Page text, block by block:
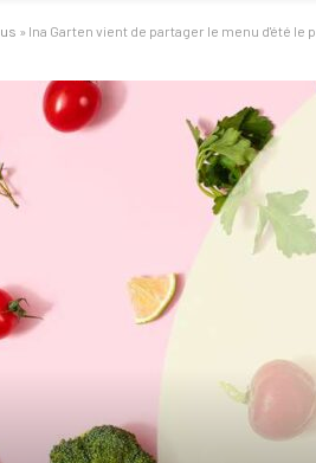
» Ina Garten vient de partager le menu d'été le